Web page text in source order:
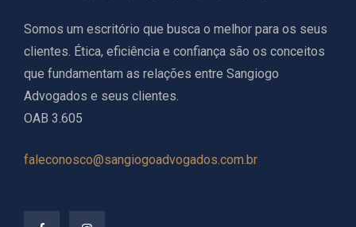
Somos um escritório que busca o melhor para os seus
clientes. Ética, eficiência e confiança são os conceitos
que fundamentam as relações entre Sangiogo
Advogados e seus clientes.
OAB 3.605
faleconosco@sangiogoadvogados.com.br